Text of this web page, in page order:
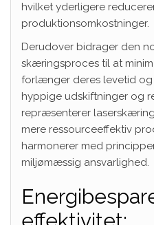
hvilket yderligere
produktionsomkostninger.
Derudover bidrager den
skæringsproces til at
forlænger deres levetid
hyppige udskiftninger og
repræsenterer
mere ressourceeffektiv
harmonerer med
miljømæssig ansvarlighed.